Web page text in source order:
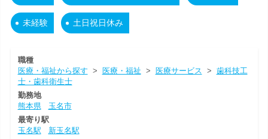
未経験 土日祝日休み
職種
医療・福祉から探す > 医療・福祉 > 医療サービス > 歯科技工
士・歯科衛生士
勤務地
熊本県
玉名市
最寄り駅
玉名駅
新玉名駅